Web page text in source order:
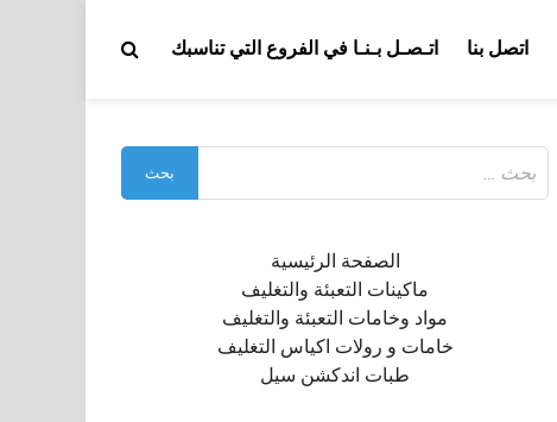
اتصل بنا اتـصـل بـنـا في الفروع التي تناسبك
عن:
الصفحة الرئيسية
ماكينات التعبئة والتغليف
مواد وخامات التعبئة والتغليف
خامات و رولات اكياس التغليف
طبات اندكشن سيل